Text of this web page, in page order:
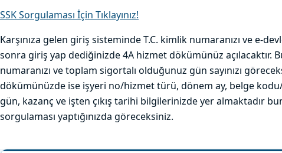
SSK Sorgulaması İçin Tıklayınız!
Karşınıza gelen giriş sisteminde T.C. kimlik numaranızı ve e-
sonra giriş yap dediğinizde 4A hizmet dökümünüz açılacaktır.
numaranızı ve toplam sigortalı olduğunuz gün sayınızı
dökümünüzde ise işyeri no/hizmet türü, dönem ay, belge
gün, kazanç ve işten çıkış tarihi bilgilerinizde yer almaktadır
sorgulaması yaptığınızda göreceksiniz.